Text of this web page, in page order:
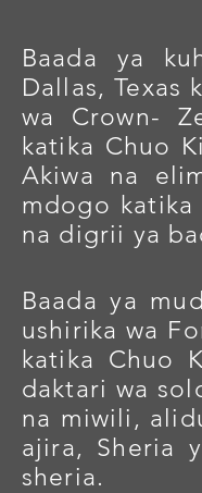
Baada ya
Dallas, Texas
wa Crown-
katika Chuo
Akiwa na
mdogo
na digrii ya
Baada ya
ushirika wa
katika Chuo
daktari wa
na miwili,
ajira, Sheria
sheria.